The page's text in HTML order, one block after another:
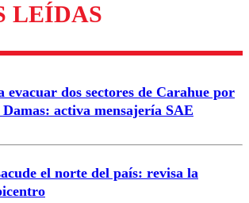
Enviar comentario
LEÍDAS
evacuar dos sectores de Carahue por
activa mensajería SAE
el norte del país: revisa la